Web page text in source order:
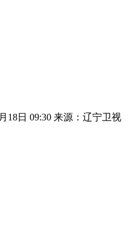
18日 09:30 来源：辽宁卫视